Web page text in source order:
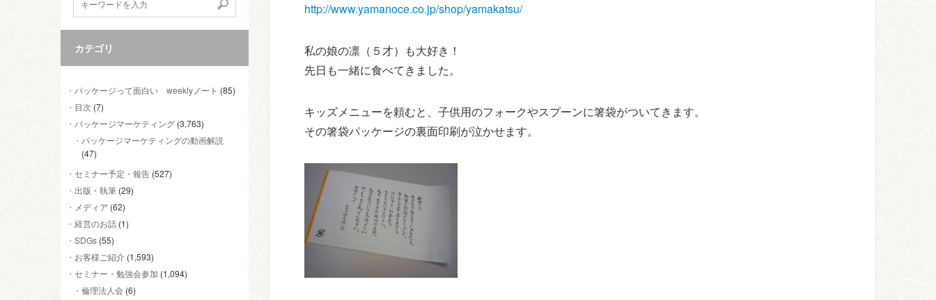
カテゴリ
パッケージって面白い weeklyノート (85)
目次 (7)
パッケージマーケティング (3,763)
パッケージマーケティングの動画解説
(47)
セミナー予定・報告 (527)
出版・執筆 (29)
メディア (62)
経営のお話 (1)
SDGs (55)
お客様ご紹介 (1,593)
セミナー・勉強会参加 (1,094)
倫理法人会 (6)
http://www.yamanoce.co.jp/shop/yamakatsu/
私の娘の凛（５才）も大好き！
先日も一緒に食べてきました。
キッズメニューを頼むと、子供用のフォークやスプーンに箸袋がついてきます。
その箸袋パッケージの裏面印刷が泣かせます。